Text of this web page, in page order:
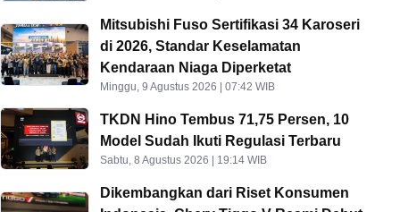
Mitsubishi Fuso Sertifikasi 34 Karoseri
di 2026, Standar Keselamatan
Kendaraan Niaga Diperketat
Minggu, 9 Agustus 2026 | 07:42 WIB
TKDN Hino Tembus 71,75 Persen, 10
Model Sudah Ikuti Regulasi Terbaru
Sabtu, 8 Agustus 2026 | 19:14 WIB
Dikembangkan dari Riset Konsumen